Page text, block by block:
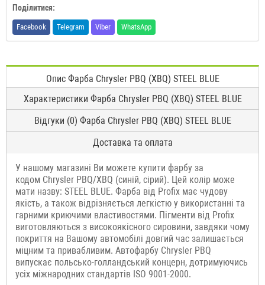
Поділитися:
Facebook Telegram Viber WhatsApp
Опис Фарба Chrysler PBQ (XBQ) STEEL BLUE
Характеристики Фарба Chrysler PBQ (XBQ) STEEL BLUE
Відгуки (0) Фарба Chrysler PBQ (XBQ) STEEL BLUE
Доставка та оплата
У нашому магазині Ви можете купити фарбу за
кодом Chrysler PBQ/XBQ (синій, сірий). Цей колір може
мати назву: STEEL BLUE. Фарба від Profix має чудову
якість, а також відрізняється легкістю у використанні та
гарними криючими властивостями. Пігменти від Profix
виготовляються з високоякісного сировини, завдяки чому
покриття на Вашому автомобілі довгий час залишається
міцним та привабливим. Автофарбу Chrysler PBQ
випускає польсько-голландський концерн, дотримуючись
усіх міжнародних стандартів ISO 9001-2000.